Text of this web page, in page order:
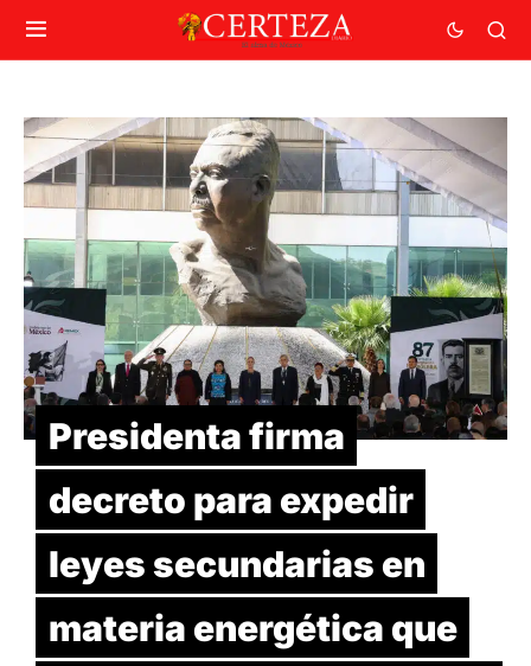
Presidenta firma
decreto para expedir
leyes secundarias en
materia energética que